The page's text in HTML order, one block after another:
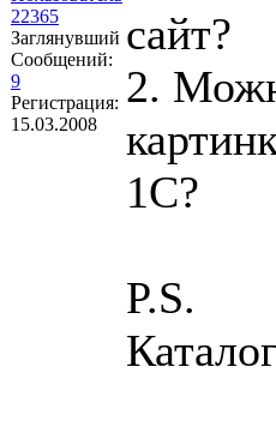
22365
Заглянувший
Сообщений:
9
Регистрация:
15.03.2008
сайт?
2.
1С?
P.S.